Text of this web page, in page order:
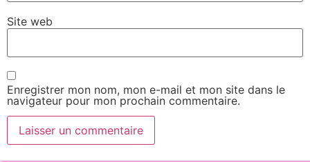
Site web
Enregistrer mon nom, mon e-mail et mon site dans le
navigateur pour mon prochain commentaire.